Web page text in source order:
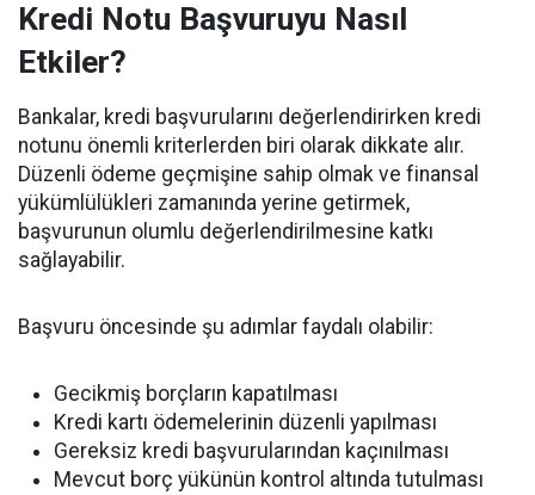
Kredi Notu Başvuruyu Nasıl
Etkiler?
Bankalar, kredi başvurularını değerlendirirken kredi
notunu önemli kriterlerden biri olarak dikkate alır.
Düzenli ödeme geçmişine sahip olmak ve finansal
yükümlülükleri zamanında yerine getirmek,
başvurunun olumlu değerlendirilmesine katkı
sağlayabilir.
Başvuru öncesinde şu adımlar faydalı olabilir:
Gecikmiş borçların kapatılması
Kredi kartı ödemelerinin düzenli yapılması
Gereksiz kredi başvurularından kaçınılması
Mevcut borç yükünün kontrol altında tutulması